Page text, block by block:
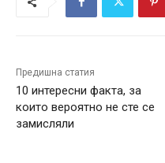
Предишна статия
10 интересни факта, за
които вероятно не сте се
замисляли